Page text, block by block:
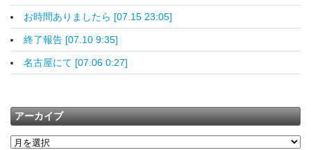
お時間ありましたら [07.15 23:05]
終了報告 [07.10 9:35]
名古屋にて [07.06 0:27]
アーカイブ